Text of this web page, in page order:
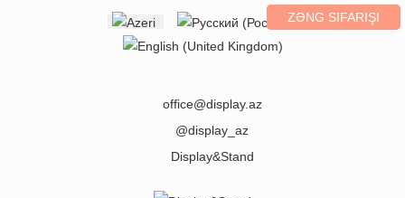
Select your language ZƏNG SIFARIŞI
office@display.az
@display_az
Display&Stand